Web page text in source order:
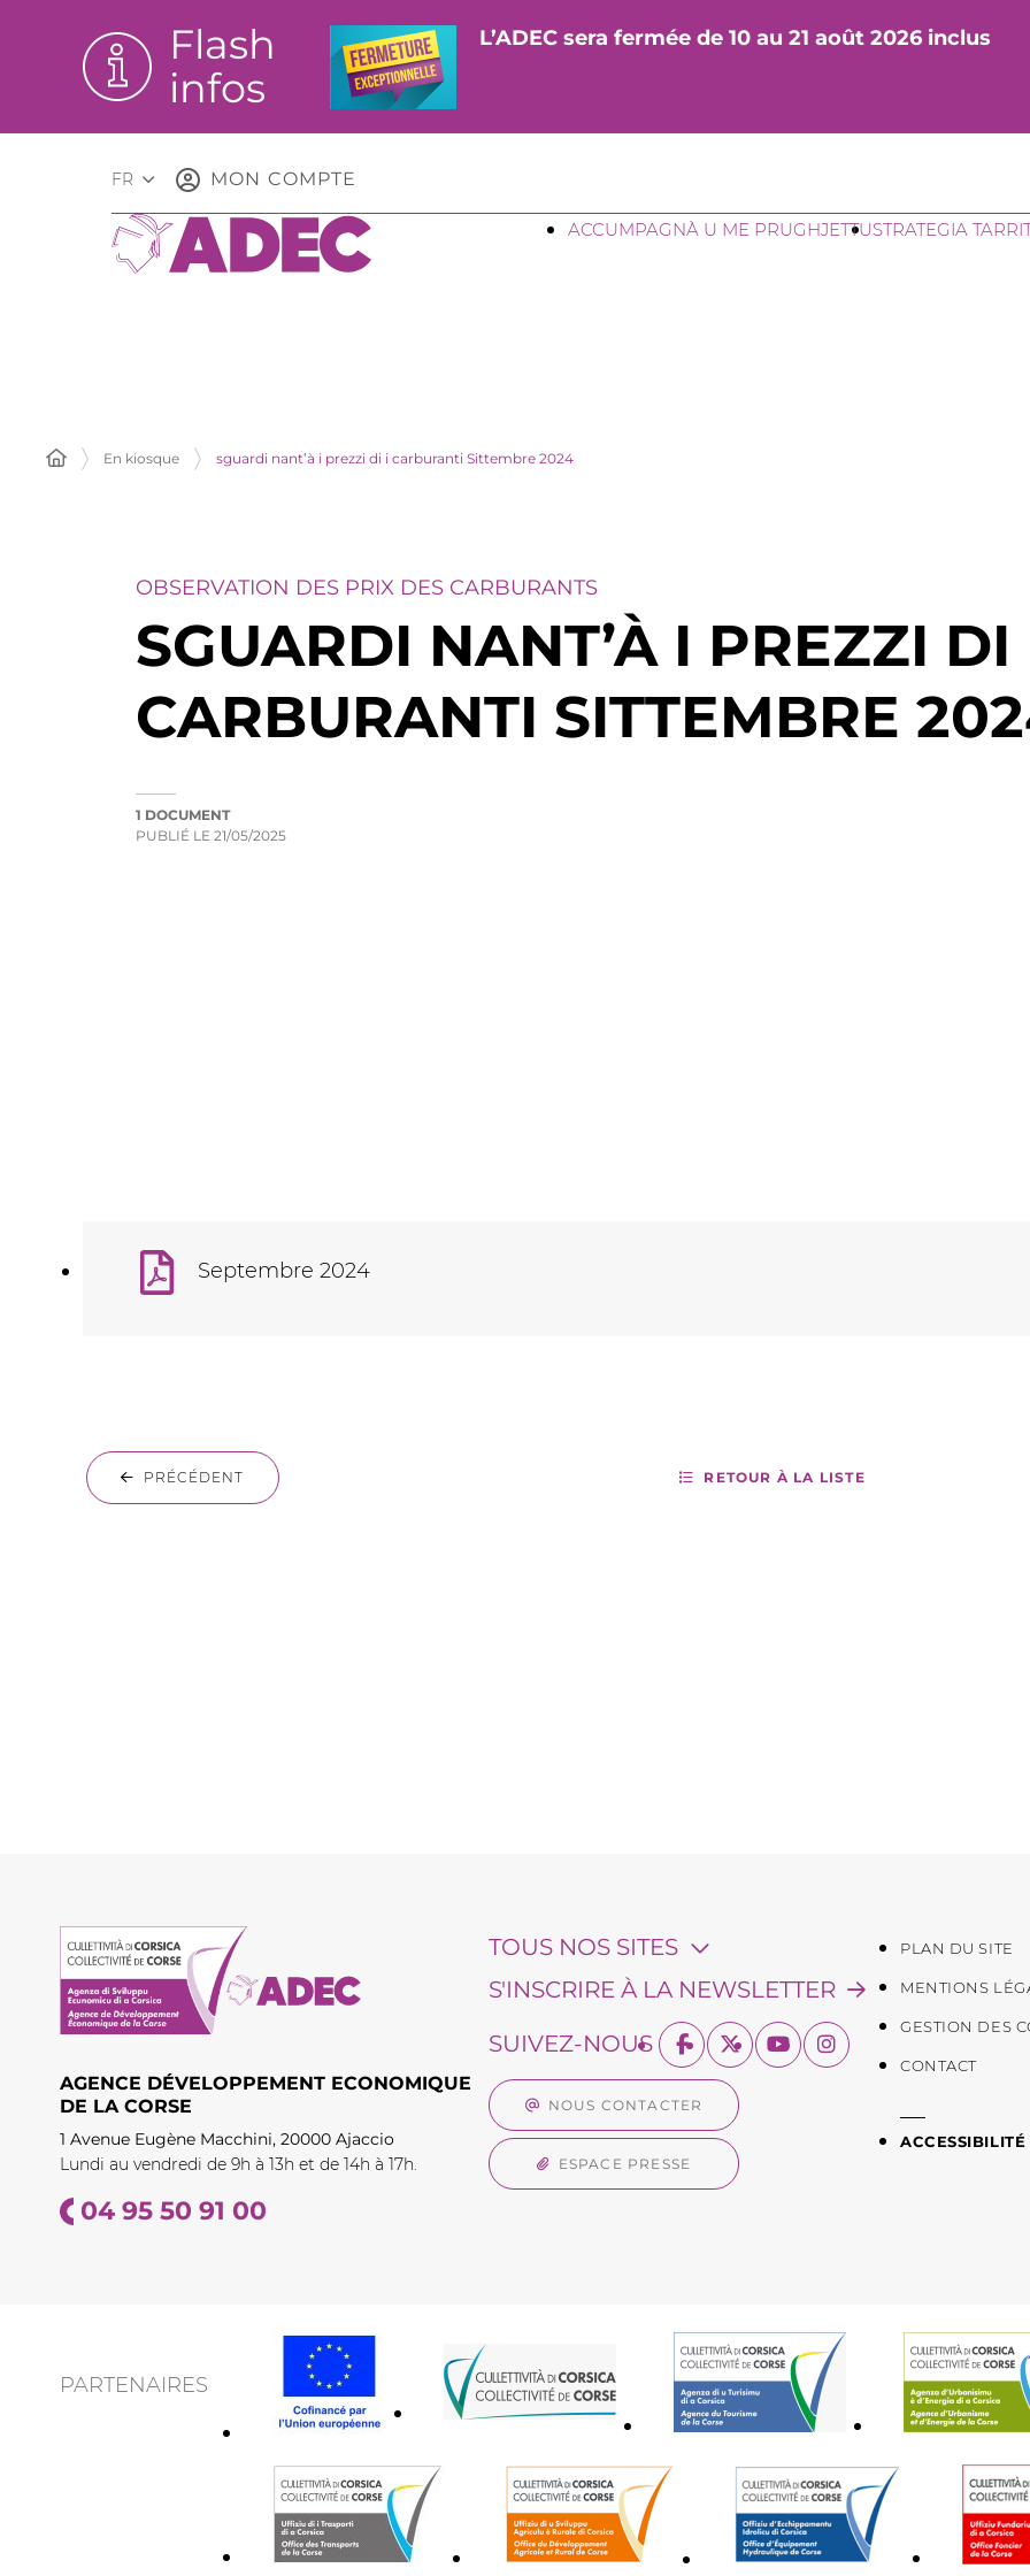
Flash
infos
L’ADEC sera fermée de 10 au 21 août 2026 inclus
FR MON COMPTE
ACCUMPAGNÀ U ME PRUGHJETTUSTRATEGIA
En kiosque sguardi nant’à i prezzi di i carburanti Sittembre 2024
OBSERVATION DES PRIX DES CARBURANTS
SGUARDI NANT’À I PREZZI DI
CARBURANTI SITTEMBRE
1 DOCUMENT
PUBLIÉ LE 21/05/2025
Septembre 2024
PRÉCÉDENT RETOUR À LA LISTE
AGENCE DÉVELOPPEMENT ECONOMIQUE
DE LA CORSE
1 Avenue Eugène Macchini, 20000 Ajaccio
Lundi au vendredi de 9h à 13h et de 14h à 17h.
04 95 50 91 00
TOUS NOS SITES
S'INSCRIRE À LA NEWSLETTER
SUIVEZ-NOUS
NOUS CONTACTER
ESPACE PRESSE
PLAN DU SITE
MENTIONS
GESTION DES
CONTACT
PARTENAIRES